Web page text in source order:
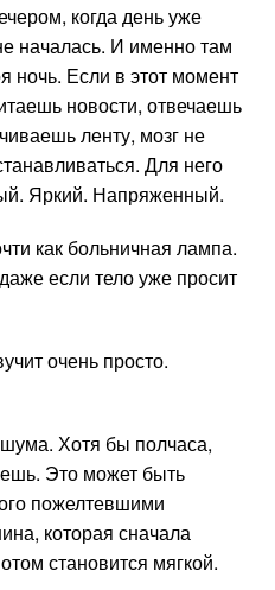
когда день уже
началась. И именно там
ночь. Если в этот момент
новости, отвечаешь
ленту, мозг не
Для него
Яркий. Напряженный.
как больничная лампа.
если тело уже просит
очень просто.
Хотя бы полчаса,
Это может быть
пожелтевшими
которая сначала
становится мягкой.